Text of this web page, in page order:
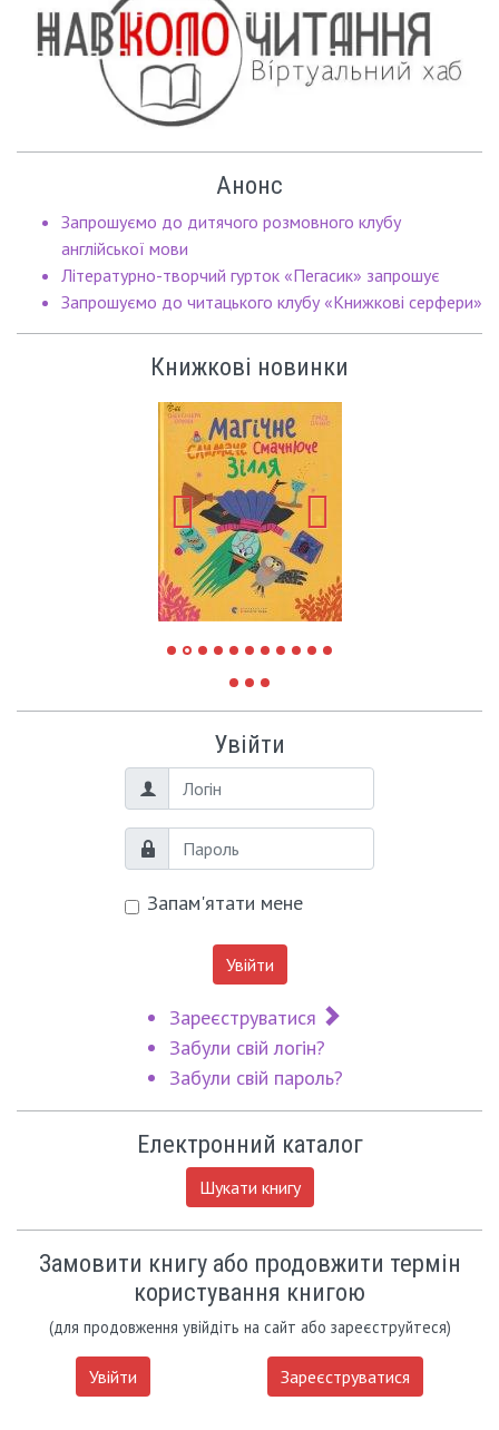
Анонс
Запрошуємо до дитячого розмовного клубу
англійської мови
Літературно-творчий гурток «Пегасик» запрошує
Запрошуємо до читацького клубу «Книжкові серфери»
Книжкові новинки
Увійти
Логін
Пароль
Запам'ятати мене
Увійти
Зареєструватися
Забули свій логін?
Забули свій пароль?
Електронний каталог
Шукати книгу
Замовити книгу або продовжити термін
користування книгою
(для продовження увійдіть на сайт або зареєструйтеся)
Увійти Зареєструватися